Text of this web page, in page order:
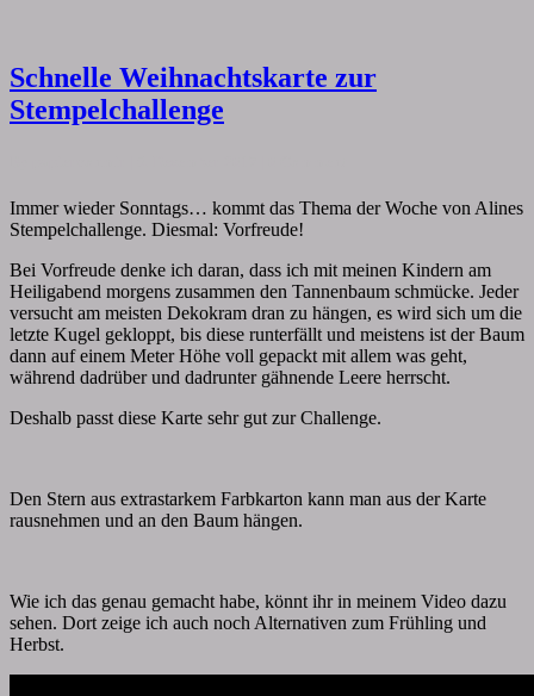
Schnelle
Weihnachtskarte
zur
Schnelle Weihnachtskarte zur
Stempelchallenge
Immer wieder Sonntags… kommt das Thema der Woche von Alines
Stempelchallenge. Diesmal: Vorfreude!
Bei Vorfreude denke ich daran, dass ich mit meinen Kindern am
Heiligabend morgens zusammen den Tannenbaum schmücke. Jeder
versucht am meisten Dekokram dran zu hängen, es wird sich um die
letzte Kugel gekloppt, bis diese runterfällt und meistens ist der Baum
dann auf einem Meter Höhe voll gepackt mit allem was geht,
während dadrüber und dadrunter gähnende Leere herrscht.
Deshalb passt diese Karte sehr gut zur Challenge.
Den Stern aus extrastarkem Farbkarton kann man aus der Karte
rausnehmen und an den Baum hängen.
Wie ich das genau gemacht habe, könnt ihr in meinem Video dazu
sehen. Dort zeige ich auch noch Alternativen zum Frühling und
Herbst.